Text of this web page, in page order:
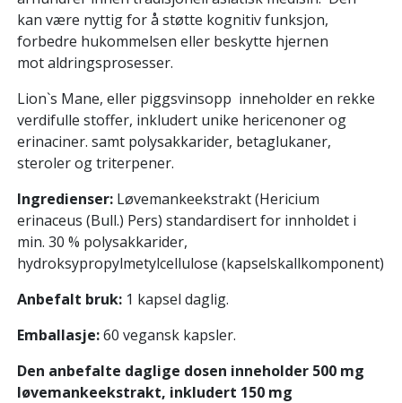
kan være nyttig for å støtte kognitiv funksjon,
forbedre hukommelsen eller beskytte hjernen
mot aldringsprosesser.
Lion`s Mane, eller piggsvinsopp inneholder en rekke
verdifulle stoffer, inkludert unike hericenoner og
erinaciner. samt polysakkarider, betaglukaner,
steroler og triterpener.
Ingredienser: Løvemankeekstrakt (Hericium
erinaceus (Bull.) Pers) standardisert for innholdet i
min. 30 % polysakkarider,
hydroksypropylmetylcellulose (kapselskallkomponent)
Anbefalt bruk: 1 kapsel daglig.
Emballasje:60 vegansk kapsler.
Den anbefalte daglige dosen inneholder 500 mg
løvemankeekstrakt, inkludert 150 mg